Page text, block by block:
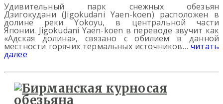
Удивительный парк снежных обезьян
Дзигокудани (Jigokudani Yaen-koen) расположен в
долине реки Yokoyu, в центральной части
Японии. Jigokudani Yaen-koen в переводе звучит как
«Адская долина», связано с обилием в данной
местности горячих термальных источников…читать
далее